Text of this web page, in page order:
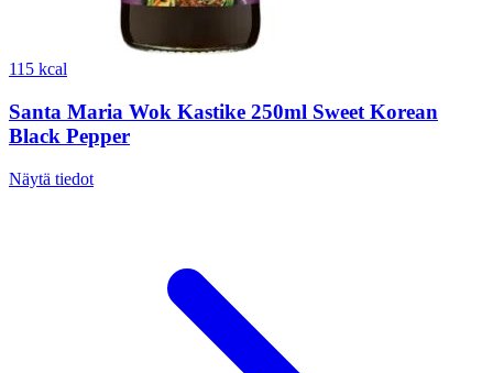
115 kcal
Santa Maria Wok Kastike 250ml Sweet Korean
Black Pepper
Näytä tiedot